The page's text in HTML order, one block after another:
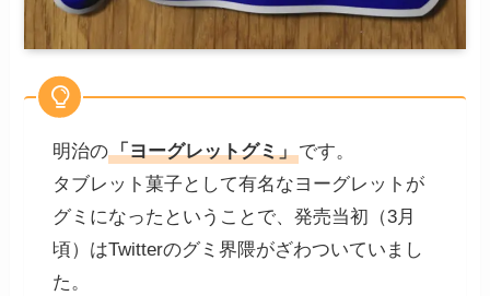
明治の「ヨーグレットグミ」です。
タブレット菓子として有名なヨーグレットが
グミになったということで、発売当初（3月
頃）はTwitterのグミ界隈がざわついていまし
た。